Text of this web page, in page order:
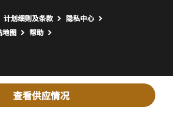
查看供应情况
计划细则及条款
隐私中心
地图 打开新窗口
帮助